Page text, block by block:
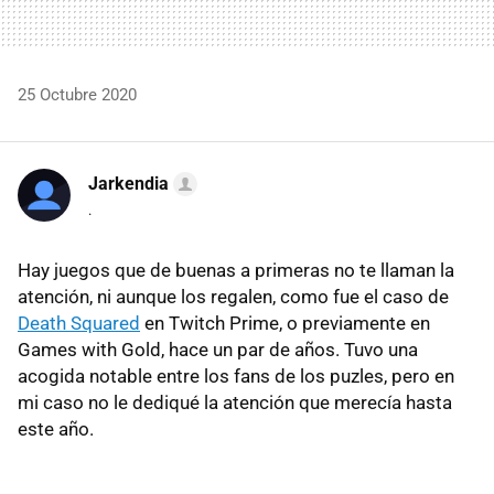
25 Octubre 2020
Jarkendia
.
Hay juegos que de buenas a primeras no te llaman la
atención, ni aunque los regalen, como fue el caso de
Death Squared en Twitch Prime, o previamente en
Games with Gold, hace un par de años. Tuvo una
acogida notable entre los fans de los puzles, pero en
mi caso no le dediqué la atención que merecía hasta
este año.